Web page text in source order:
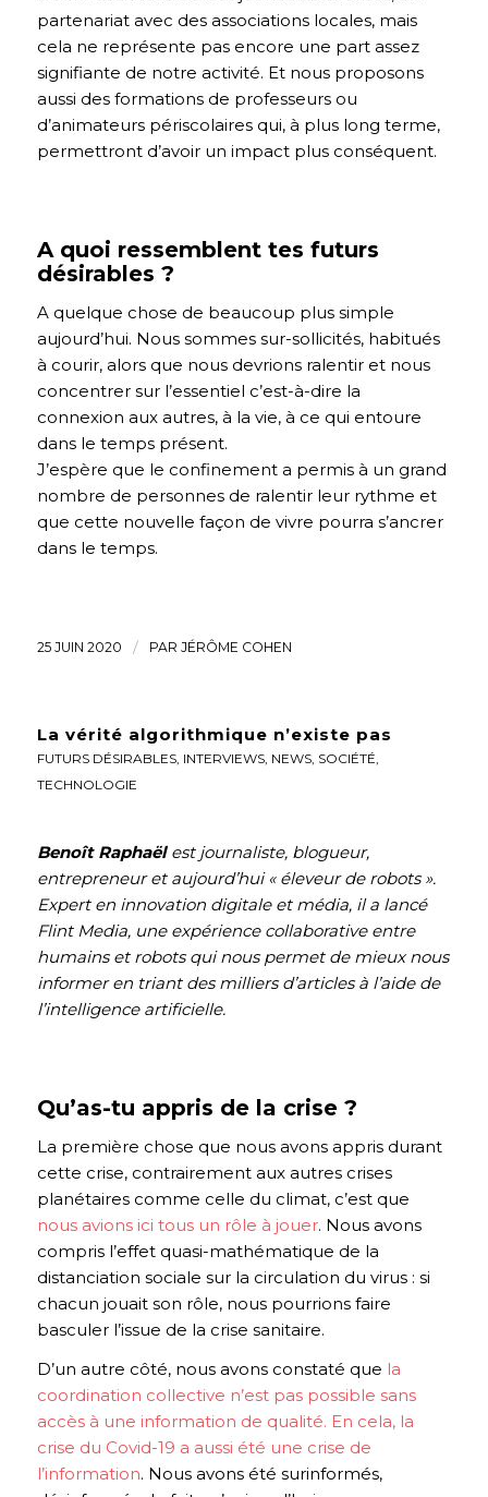
partenariat avec des associations locales, mais
cela ne représente pas encore une part assez
signifiante de notre activité. Et nous proposons
aussi des formations de professeurs ou
d’animateurs périscolaires qui, à plus long terme,
permettront d’avoir un impact plus conséquent.
A quoi ressemblent tes futurs
désirables ?
A quelque chose de beaucoup plus simple
aujourd’hui. Nous sommes sur-sollicités, habitués
à courir, alors que nous devrions ralentir et nous
concentrer sur l’essentiel c’est-à-dire la
connexion aux autres, à la vie, à ce qui entoure
dans le temps présent.
J’espère que le confinement a permis à un grand
nombre de personnes de ralentir leur rythme et
que cette nouvelle façon de vivre pourra s’ancrer
dans le temps.
25 JUIN 2020 / PAR JÉRÔME COHEN
La vérité algorithmique n’existe pas
FUTURS DÉSIRABLES, INTERVIEWS, NEWS, SOCIÉTÉ,
TECHNOLOGIE
Benoît Raphaëlest journaliste, blogueur,
entrepreneur et aujourd’hui « éleveur de robots ».
Expert en innovation digitale et média, il a lancé
Flint Media, une expérience collaborative entre
humains et robots qui nous permet de mieux nous
informer en triant des milliers d’articles à l’aide de
l’intelligence artificielle.
Qu’as-tu appris de la crise ?
La première chose que nous avons appris durant
cette crise, contrairement aux autres crises
planétaires comme celle du climat, c’est que
nous avions ici tous un rôle à jouer. Nous avons
compris l’effet quasi-mathématique de la
distanciation sociale sur la circulation du virus : si
chacun jouait son rôle, nous pourrions faire
basculer l’issue de la crise sanitaire.
D’un autre côté, nous avons constaté que la
coordination collective n’est pas possible sans
accès à une information de qualité. En cela, la
crise du Covid-19 a aussi été une crise de
l’information. Nous avons été surinformés,